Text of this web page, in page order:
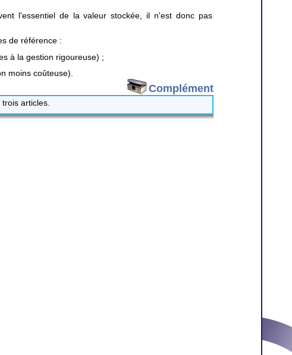
l'essentiel de la valeur stockée, il n'est donc pas
de référence :
à la gestion rigoureuse) ;
moins coûteuse).
Complément
articles.